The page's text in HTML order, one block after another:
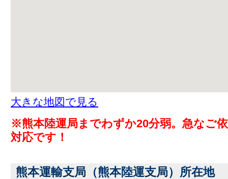
大きな地図で見る
※熊本陸運局までわずか20分弱。急なご
対応です！
熊本運輸支局（熊本陸運支局）所在地